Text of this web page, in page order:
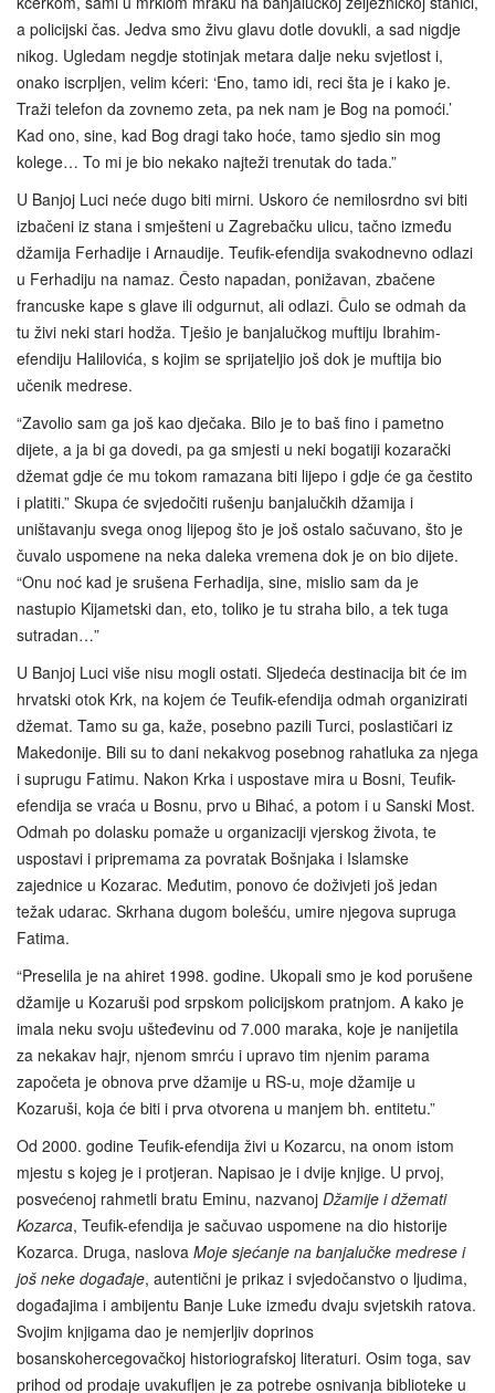
a policijski čas. Jedva smo živu glavu dotle dovukli, a sad nigdje
nikog. Ugledam negdje stotinjak metara dalje neku svjetlost i,
onako iscrpljen, velim kćeri: ‘Eno, tamo idi, reci šta je i kako je.
Traži telefon da zovnemo zeta, pa nek nam je Bog na pomoći.’
Kad ono, sine, kad Bog dragi tako hoće, tamo sjedio sin mog
kolege… To mi je bio nekako najteži trenutak do tada.”
U Banjoj Luci neće dugo biti mirni. Uskoro će nemilosrdno svi biti
izbačeni iz stana i smješteni u Zagrebačku ulicu, tačno između
džamija Ferhadije i Arnaudije. Teufik-efendija svakodnevno odlazi
u Ferhadiju na namaz. Često napadan, ponižavan, zbačene
francuske kape s glave ili odgurnut, ali odlazi. Čulo se odmah da
tu živi neki stari hodža. Tješio je banjalučkog muftiju Ibrahim-
efendiju Halilovića, s kojim se sprijateljio još dok je muftija bio
učenik medrese.
“Zavolio sam ga još kao dječaka. Bilo je to baš fino i pametno
dijete, a ja bi ga dovedi, pa ga smjesti u neki bogatiji kozarački
džemat gdje će mu tokom ramazana biti lijepo i gdje će ga čestito
i platiti.” Skupa će svjedočiti rušenju banjalučkih džamija i
uništavanju svega onog lijepog što je još ostalo sačuvano, što je
čuvalo uspomene na neka daleka vremena dok je on bio dijete.
“Onu noć kad je srušena Ferhadija, sine, mislio sam da je
nastupio Kijametski dan, eto, toliko je tu straha bilo, a tek tuga
sutradan…”
U Banjoj Luci više nisu mogli ostati. Sljedeća destinacija bit će im
hrvatski otok Krk, na kojem će Teufik-efendija odmah organizirati
džemat. Tamo su ga, kaže, posebno pazili Turci, poslastičari iz
Makedonije. Bili su to dani nekakvog posebnog rahatluka za njega
i suprugu Fatimu. Nakon Krka i uspostave mira u Bosni, Teufik-
efendija se vraća u Bosnu, prvo u Bihać, a potom i u Sanski Most.
Odmah po dolasku pomaže u organizaciji vjerskog života, te
uspostavi i pripremama za povratak Bošnjaka i Islamske
zajednice u Kozarac. Međutim, ponovo će doživjeti još jedan
težak udarac. Skrhana dugom bolešću, umire njegova supruga
Fatima.
“Preselila je na ahiret 1998. godine. Ukopali smo je kod porušene
džamije u Kozaruši pod srpskom policijskom pratnjom. A kako je
imala neku svoju ušteđevinu od 7.000 maraka, koje je nanijetila
za nekakav hajr, njenom smrću i upravo tim njenim parama
započeta je obnova prve džamije u RS-u, moje džamije u
Kozaruši, koja će biti i prva otvorena u manjem bh. entitetu.”
Od 2000. godine Teufik-efendija živi u Kozarcu, na onom istom
mjestu s kojeg je i protjeran. Napisao je i dvije knjige. U prvoj,
posvećenoj rahmetli bratu Eminu, nazvanoj Džamije i džemati
Kozarca, Teufik-efendija je sačuvao uspomene na dio historije
Kozarca. Druga, naslova Moje sjećanje na banjalučke medrese i
još neke događaje, autentični je prikaz i svjedočanstvo o ljudima,
događajima i ambijentu Banje Luke između dvaju svjetskih ratova.
Svojim knjigama dao je nemjerljiv doprinos
bosanskohercegovačkoj historiografskoj literaturi. Osim toga, sav
prihod od prodaje uvakufljen je za potrebe osnivanja biblioteke u